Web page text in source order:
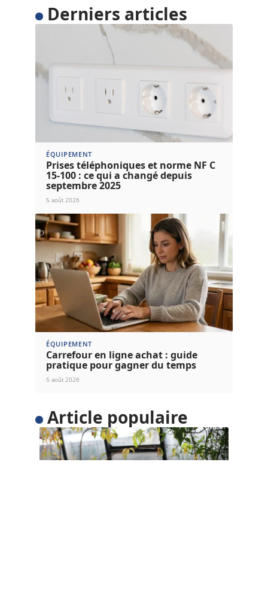
Derniers articles
ÉQUIPEMENT
Prises téléphoniques et norme NF C
15-100 : ce qui a changé depuis
septembre 2025
5 août 2026
ÉQUIPEMENT
Carrefour en ligne achat : guide
pratique pour gagner du temps
5 août 2026
Article populaire